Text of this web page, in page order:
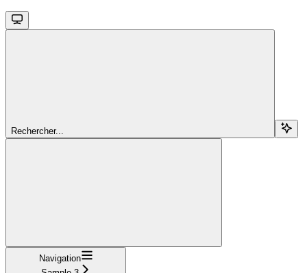
Rechercher...
Navigation